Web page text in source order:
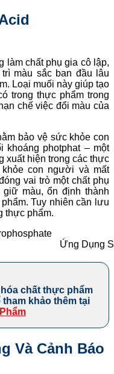
làm chất phụ gia cô lập,
màu sắc ban đầu lâu
Loại muối này giúp tạo
trong thực phẩm trong
chế việc đổi màu của
bảo vệ sức khỏe con
khoáng photphat – một
xuất hiện trong các thực
con người và mất
vai trò một chất phụ
màu, ổn định thành
Tuy nhiên cần lưu
thực phẩm.
Ứng Dụng
chất thực phẩm
khảo thêm tại
Và Cảnh Báo